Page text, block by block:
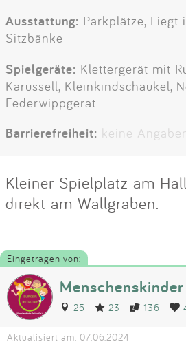
Ausstattung: Parkplätze, Liegt
Sitzbänke
Spielgeräte: Klettergerät mit
Karussell, Kleinkindschaukel,
Federwippgerät
Barrierefreiheit: keine
Kleiner Spielplatz am
direkt am Wallgraben.
Eingetragen von:
25 23 136
Aktualisiert am: 07.06.2024